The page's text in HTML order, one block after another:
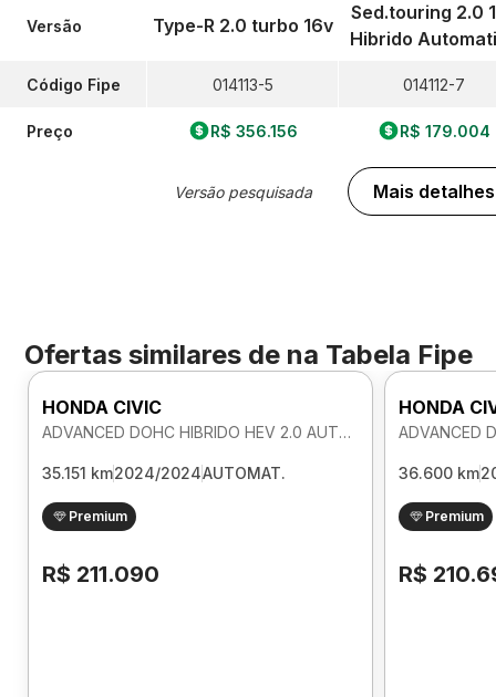
Versão
Código Fipe
Preço
Type-R 2.0 turbo 16v
014113-5
R$ 356.156
Versão pesquisada
Sed.touring 2.0
Hibrido
014112-7
R$ 179.004
Mais detalhes
Ofertas similares de na Tabela Fipe
HONDA CIVIC
ADVANCED DOHC HIBRIDO HEV 2.0 AUTOMATICO
35.151 km2024/2024AUTOMAT.
Premium
R$ 211.090
HONDA
36.600 km
Premium
R$